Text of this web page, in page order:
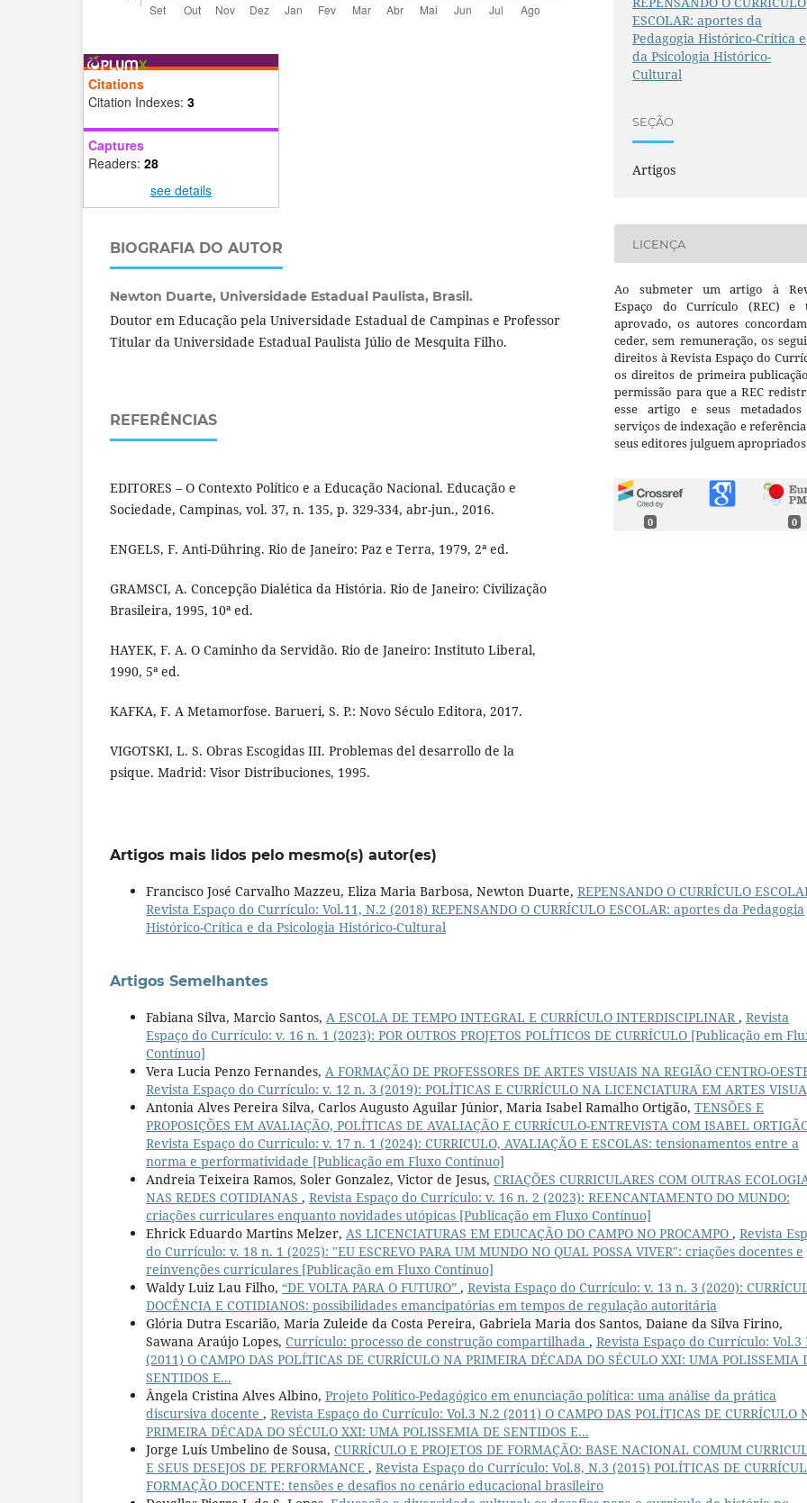
Citations
Citation Indexes: 3
Captures
Readers: 28
see details
BIOGRAFIA DO AUTOR
Newton Duarte, Universidade Estadual Paulista, Brasil.
Doutor em Educação pela Universidade Estadual de Campinas e Professor
Titular da Universidade Estadual Paulista Júlio de Mesquita Filho.
REFERÊNCIAS
EDITORES – O Contexto Político e a Educação Nacional. Educação e
Sociedade, Campinas, vol. 37, n. 135, p. 329-334, abr-jun., 2016.
ENGELS, F. Anti-Dühring. Rio de Janeiro: Paz e Terra, 1979, 2ª ed.
GRAMSCI, A. Concepção Dialética da História. Rio de Janeiro: Civilização
Brasileira, 1995, 10ª ed.
HAYEK, F. A. O Caminho da Servidão. Rio de Janeiro: Instituto Liberal,
1990, 5ª ed.
KAFKA, F. A Metamorfose. Barueri, S. P.: Novo Século Editora, 2017.
VIGOTSKI, L. S. Obras Escogidas III. Problemas del desarrollo de la
psique. Madrid: Visor Distribuciones, 1995.
ESCOLAR: aportes da
Pedagogia Histórico-Crítica e
da Psicologia Histórico-
Cultural
SEÇÃO
Artigos
LICENÇA
Ao submeter um artigo à
Espaço do Currículo (REC) e
aprovado, os autores
ceder, sem remuneração, os
direitos à Revista Espaço do
os direitos de primeira
permissão para que a REC
esse artigo e seus metadados
serviços de indexação e
seus editores julguem
0 0
Artigos mais lidos pelo mesmo(s) autor(es)
Francisco José Carvalho Mazzeu, Eliza Maria Barbosa, Newton Duarte, REPENSANDO O CURRÍCULO
Revista Espaço do Currículo: Vol.11, N.2 (2018) REPENSANDO O CURRÍCULO ESCOLAR: aportes da Pedagogia
Histórico-Crítica e da Psicologia Histórico-Cultural
Artigos Semelhantes
Fabiana Silva, Marcio Santos, A ESCOLA DE TEMPO INTEGRAL E CURRÍCULO INTERDISCIPLINAR, Revista
Espaço do Currículo: v. 16 n. 1 (2023): POR OUTROS PROJETOS POLÍTICOS DE CURRÍCULO [Publicação em
Contínuo]
Vera Lucia Penzo Fernandes, A FORMAÇÃO DE PROFESSORES DE ARTES VISUAIS NA REGIÃO CENTRO-
Revista Espaço do Currículo: v. 12 n. 3 (2019): POLÍTICAS E CURRÍCULO NA LICENCIATURA EM ARTES
Antonia Alves Pereira Silva, Carlos Augusto Aguilar Júnior, Maria Isabel Ramalho Ortigão, TENSÕES E
PROPOSIÇÕES EM AVALIAÇÃO, POLÍTICAS DE AVALIAÇÃO E CURRÍCULO-ENTREVISTA COM ISABEL
Revista Espaço do Currículo: v. 17 n. 1 (2024): CURRICULO, AVALIAÇÃO E ESCOLAS: tensionamentos entre a
norma e performatividade [Publicação em Fluxo Contínuo]
Andreia Teixeira Ramos, Soler Gonzalez, Victor de Jesus, CRIAÇÕES CURRICULARES COM OUTRAS
NAS REDES COTIDIANAS , Revista Espaço do Currículo: v. 16 n. 2 (2023): REENCANTAMENTO DO MUNDO:
criações curriculares enquanto novidades utópicas [Publicação em Fluxo Contínuo]
Ehrick Eduardo Martins Melzer, AS LICENCIATURAS EM EDUCAÇÃO DO CAMPO NO PROCAMPO , Revista
do Currículo: v. 18 n. 1 (2025): "EU ESCREVO PARA UM MUNDO NO QUAL POSSA VIVER": criações docentes e
reinvenções curriculares [Publicação em Fluxo Contínuo]
Waldy Luiz Lau Filho, “DE VOLTA PARA O FUTURO” , Revista Espaço do Currículo: v. 13 n. 3 (2020):
DOCÊNCIA E COTIDIANOS: possibilidades emancipatórias em tempos de regulação autoritária
Glória Dutra Escarião, Maria Zuleide da Costa Pereira, Gabriela Maria dos Santos, Daiane da Silva Firino,
Sawana Araújo Lopes, Currículo: processo de construção compartilhada , Revista Espaço do Currículo: Vol.3
(2011) O CAMPO DAS POLÍTICAS DE CURRÍCULO NA PRIMEIRA DÉCADA DO SÉCULO XXI: UMA POLISSEMIA
SENTIDOS E...
Ângela Cristina Alves Albino, Projeto Político-Pedagógico em enunciação política: uma análise da prática
discursiva docente , Revista Espaço do Currículo: Vol.3 N.2 (2011) O CAMPO DAS POLÍTICAS DE CURRÍCULO
PRIMEIRA DÉCADA DO SÉCULO XXI: UMA POLISSEMIA DE SENTIDOS E...
Jorge Luís Umbelino de Sousa, CURRÍCULO E PROJETOS DE FORMAÇÃO: BASE NACIONAL COMUM
E SEUS DESEJOS DE PERFORMANCE , Revista Espaço do Currículo: Vol.8, N.3 (2015) POLÍTICAS DE
FORMAÇÃO DOCENTE: tensões e desafios no cenário educacional brasileiro